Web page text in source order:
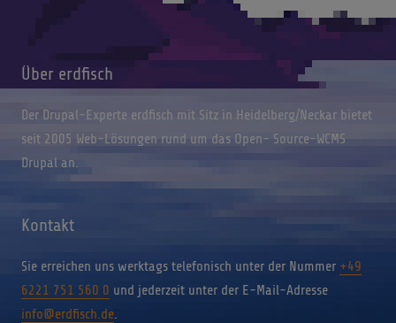
Über erdfisch
Der Drupal-Experte erdfisch mit Sitz in Heidelberg/Neckar bietet
seit 2005 Web-Lösungen rund um das Open- Source-WCMS
Drupal an.
Kontakt
Sie erreichen uns werktags telefonisch unter der Nummer +49
6221 751 560 0 und jederzeit unter der E-Mail-Adresse
info@erdfisch.de.